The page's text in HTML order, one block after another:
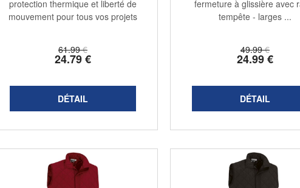
61.99 €
24.79€
protection thermique et liberté de
mouvement pour tous vos projets
49.99 €
24.99€
fermeture à glissière avec
tempête - larges ...